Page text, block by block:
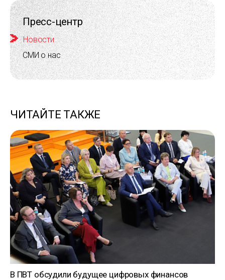
Пресс-центр
Новости
СМИ о нас
ЧИТАЙТЕ ТАКЖЕ
В ПВТ обсудили будущее цифровых финансов